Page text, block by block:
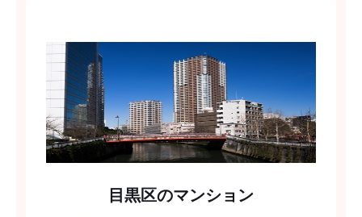
目黒区のマンション